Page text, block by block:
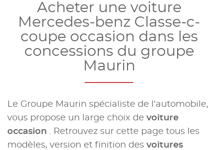
Acheter une voiture
Mercedes-benz Classe-c-
coupe occasion dans les
concessions du groupe
Maurin
Le Groupe Maurin spécialiste de l'automobile,
vous propose un large choix de voiture
occasion . Retrouvez sur cette page tous les
modèles, version et finition des voitures